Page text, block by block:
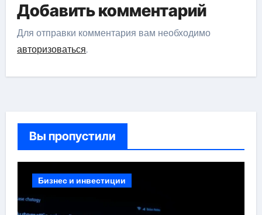
Добавить комментарий
Для отправки комментария вам необходимо
авторизоваться.
Вы пропустили
Бизнес и инвестиции